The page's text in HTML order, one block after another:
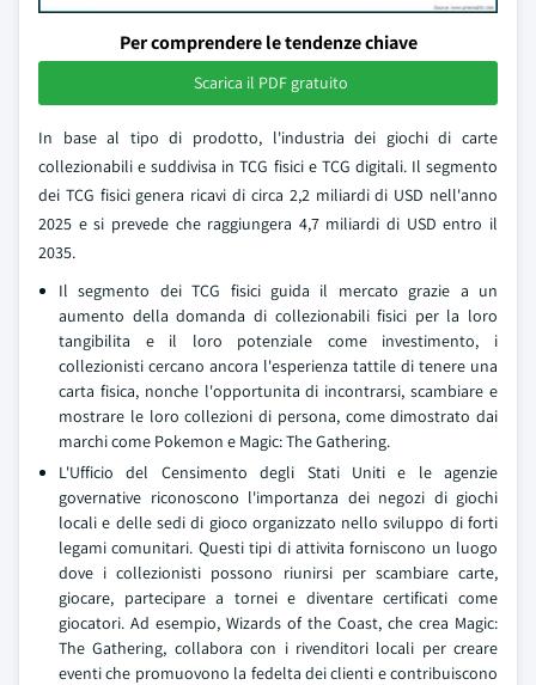
Per comprendere le tendenze chiave
Scarica il PDF gratuito
In base al tipo di prodotto, l'industria dei giochi di carte
collezionabili e suddivisa in TCG fisici e TCG digitali. Il segmento
dei TCG fisici genera ricavi di circa 2,2 miliardi di USD nell'anno
2025 e si prevede che raggiungera 4,7 miliardi di USD entro il
2035.
Il segmento dei TCG fisici guida il mercato grazie a un
aumento della domanda di collezionabili fisici per la loro
tangibilita e il loro potenziale come investimento, i
collezionisti cercano ancora l'esperienza tattile di tenere una
carta fisica, nonche l'opportunita di incontrarsi, scambiare e
mostrare le loro collezioni di persona, come dimostrato dai
marchi come Pokemon e Magic: The Gathering.
L'Ufficio del Censimento degli Stati Uniti e le agenzie
governative riconoscono l'importanza dei negozi di giochi
locali e delle sedi di gioco organizzato nello sviluppo di forti
legami comunitari. Questi tipi di attivita forniscono un luogo
dove i collezionisti possono riunirsi per scambiare carte,
giocare, partecipare a tornei e diventare certificati come
giocatori. Ad esempio, Wizards of the Coast, che crea Magic:
The Gathering, collabora con i rivenditori locali per creare
eventi che promuovono la fedelta dei clienti e contribuiscono